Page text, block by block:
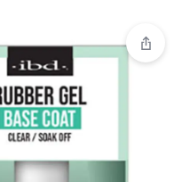
is empty
Start shopping or
added.